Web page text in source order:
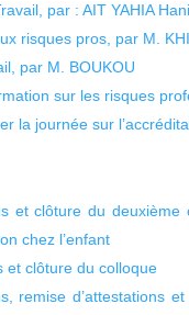
par : AIT YAHIA
risques pros, par M.
par M. BOUKOU
sur les risques
la journée sur
et clôture du
chez l’enfant
et clôture du colloque
remise d’attestations